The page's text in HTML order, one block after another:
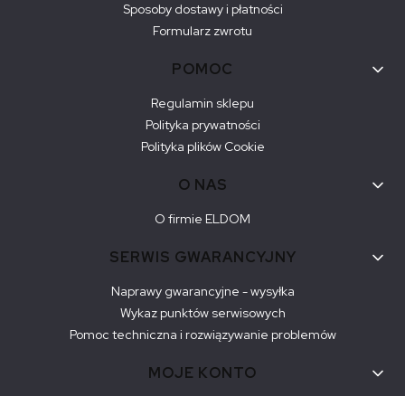
Sposoby dostawy i płatności
Formularz zwrotu
POMOC
Regulamin sklepu
Polityka prywatności
Polityka plików Cookie
O NAS
O firmie ELDOM
SERWIS GWARANCYJNY
Naprawy gwarancyjne - wysyłka
Wykaz punktów serwisowych
Pomoc techniczna i rozwiązywanie problemów
MOJE KONTO